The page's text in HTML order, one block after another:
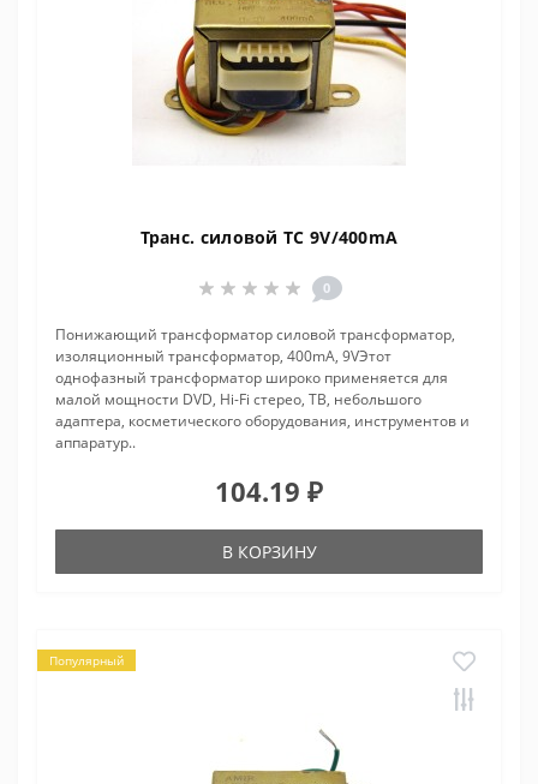
Транс. силовой ТС 9V/400mA
0
Понижающий трансформатор силовой трансформатор,
изоляционный трансформатор, 400mA, 9VЭтот
однофазный трансформатор широко применяется для
малой мощности DVD, Hi-Fi стерео, ТВ, небольшого
адаптера, косметического оборудования, инструментов и
аппаратур..
104.19 ₽
В КОРЗИНУ
Популярный